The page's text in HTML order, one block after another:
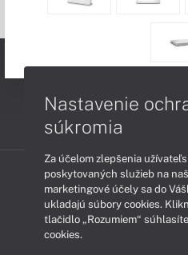
PODPORA
Nastavenie
súkromia
Za účelom zlepšenia
poskytovaných služieb na
marketingové účely sa do
ukladajú súbory cookies.
tlačidlo „Rozumiem“
cookies.